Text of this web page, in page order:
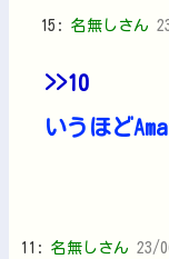
15: 名無しさん
>>10
いうほど
11: 名無しさん 23/